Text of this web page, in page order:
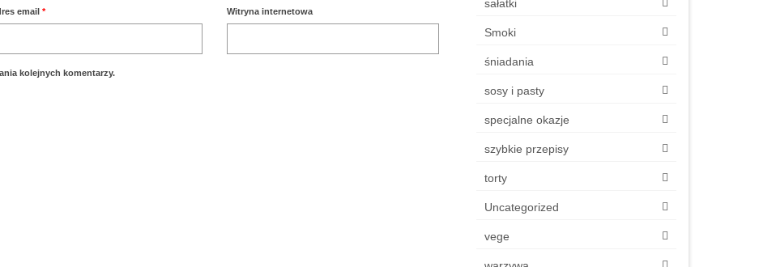
email* Witryna internetowa
kolejnych komentarzy.
sałatki
Smoki
śniadania
sosy i pasty
specjalne okazje
szybkie przepisy
torty
Uncategorized
vege